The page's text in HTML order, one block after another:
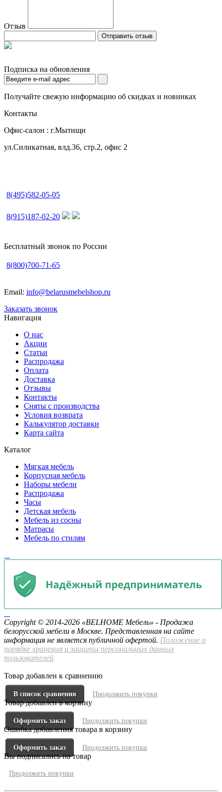
Отзыв
Отправить отзыв
Подписка на обновления
Получайте свежую информацию об скидках и новинках
Контакты
Офис-салон : г.Мытищи
ул.Силикатная, влд.36, стр.2, офис 2
8(495)582-05-05
8(915)187-02-20
Бесплатный звонок по России
8(800)700-71-65
Email: info@belarusmebelshop.ru
Заказать звонок
Навигация
О нас
Акции
Статьи
Распродажа
Оплата
Доставка
Отзывы
Контакты
Сняты с производства
Условия возврата
Калькулятор доставки
Карта сайта
Каталог
Мягкая мебель
Корпусная мебель
Наборы мебели
Распродажа
Часы
Детская мебель
Мебель из сосны
Матрасы
Мебель по стилям
Copyright © 2014-2026 «BELHOME Мебель» - Продажа
белорусской мебели в Москве. Представленная на сайте
информация не является публичной офертой. Положение о
порядке хранения и защиты персональных данных
пользователей
Товар добавлен к сравнению
В список сравнения Продолжить покупки
Товар добавлен в корзину
Оформить заказ Продолжить покупки
Ошибка добавления товара в корзину
Оформить заказ Продолжить покупки
Вы подписались на товар
Продолжить покупки